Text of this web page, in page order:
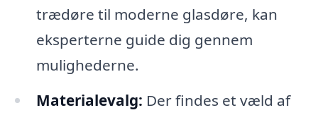
trædøre til moderne glasdøre, kan
eksperterne guide dig gennem
mulighederne.
Materialevalg: Der findes et væld af